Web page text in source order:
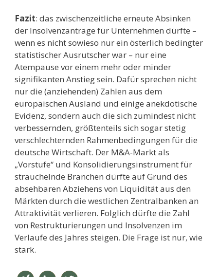
Fazit: das zwischenzeitliche erneute Absinken
der Insolvenzanträge für Unternehmen dürfte –
wenn es nicht sowieso nur ein österlich bedingter
statistischer Ausrutscher war – nur eine
Atempause vor einem mehr oder minder
signifikanten Anstieg sein. Dafür sprechen nicht
nur die (anziehenden) Zahlen aus dem
europäischen Ausland und einige anekdotische
Evidenz, sondern auch die sich zumindest nicht
verbessernden, größtenteils sich sogar stetig
verschlechternden Rahmenbedingungen für die
deutsche Wirtschaft. Der M&A-Markt als
„Vorstufe“ und Konsolidierungsinstrument für
strauchelnde Branchen dürfte auf Grund des
absehbaren Abziehens von Liquidität aus den
Märkten durch die westlichen Zentralbanken an
Attraktivität verlieren. Folglich dürfte die Zahl
von Restrukturierungen und Insolvenzen im
Verlaufe des Jahres steigen. Die Frage ist nur, wie
stark.